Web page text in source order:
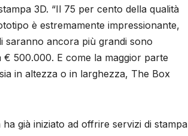
3D. “Il 75 per cento della qualità
è estremamente impressionante,
saranno ancora più grandi sono
500.000. E come la maggior parte
in altezza o in larghezza, The Box
già iniziato ad offrire servizi di stampa